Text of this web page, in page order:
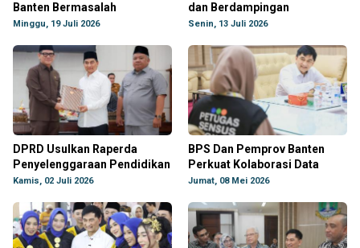
Banten Bermasalah
Minggu, 19 Juli 2026
dan Berdampingan
Senin, 13 Juli 2026
DPRD Usulkan Raperda
Penyelenggaraan Pendidikan
Kamis, 02 Juli 2026
BPS Dan Pemprov Banten
Perkuat Kolaborasi Data
Jumat, 08 Mei 2026